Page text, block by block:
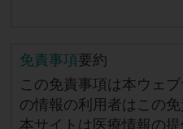
免責事項要約
この免責事項は本ウェ
の情報の利用者はこの
本サイトは医療情報の